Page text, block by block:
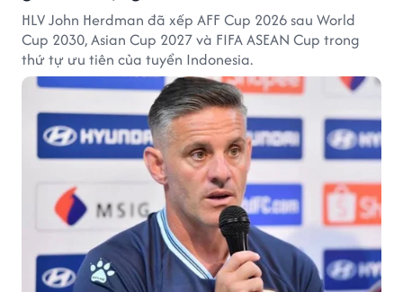
HLV John Herdman đã xếp AFF Cup 2026 sau World
Cup 2030, Asian Cup 2027 và FIFA ASEAN Cup trong
thứ tự ưu tiên của tuyển Indonesia.